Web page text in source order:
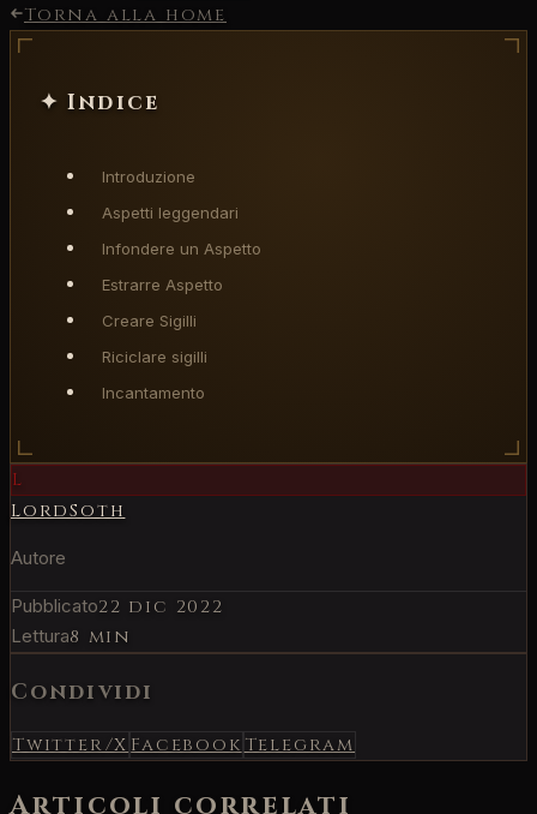
Torna alla home
✦ Indice
Introduzione
Aspetti leggendari
Infondere un Aspetto
Estrarre Aspetto
Creare Sigilli
Riciclare sigilli
Incantamento
L
LordSoth
Autore
Pubblicato22 dic 2022
Lettura8 min
Condividi
Twitter/X Facebook Telegram
Articoli correlati